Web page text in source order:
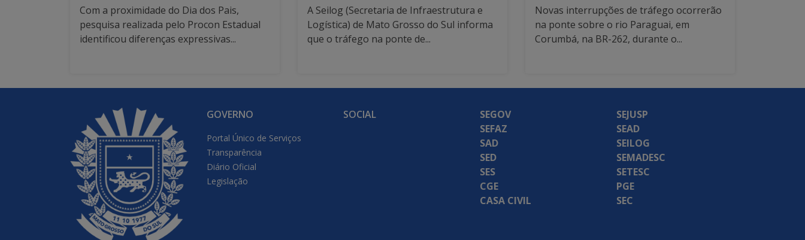
Com a proximidade do Dia dos Pais,
pesquisa realizada pelo Procon Estadual
identificou diferenças expressivas...
A Seilog (Secretaria de Infraestrutura e
Logística) de Mato Grosso do Sul informa
que o tráfego na ponte de...
Novas interrupções de tráfego ocorrerão
na ponte sobre o rio Paraguai, em
Corumbá, na BR-262, durante o...
GOVERNO
Portal Único de Serviços
Transparência
Diário Oficial
Legislação
SOCIAL
SEGOV
SEFAZ
SAD
SED
SES
CGE
CASA CIVIL
SEJUSP
SEAD
SEILOG
SEMADESC
SETESC
PGE
SEC